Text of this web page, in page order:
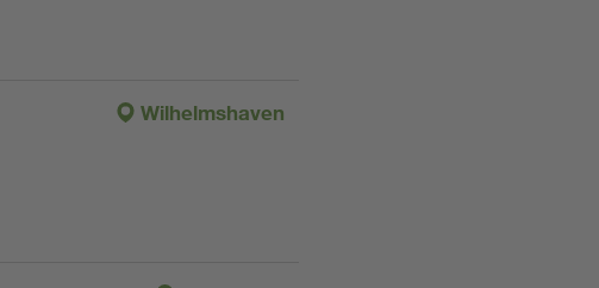
Wilhelmshaven